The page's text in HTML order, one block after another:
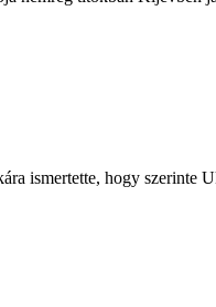
ismertette, hogy szerinte